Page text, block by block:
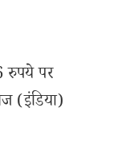
रुपये पर
(इंडिया)